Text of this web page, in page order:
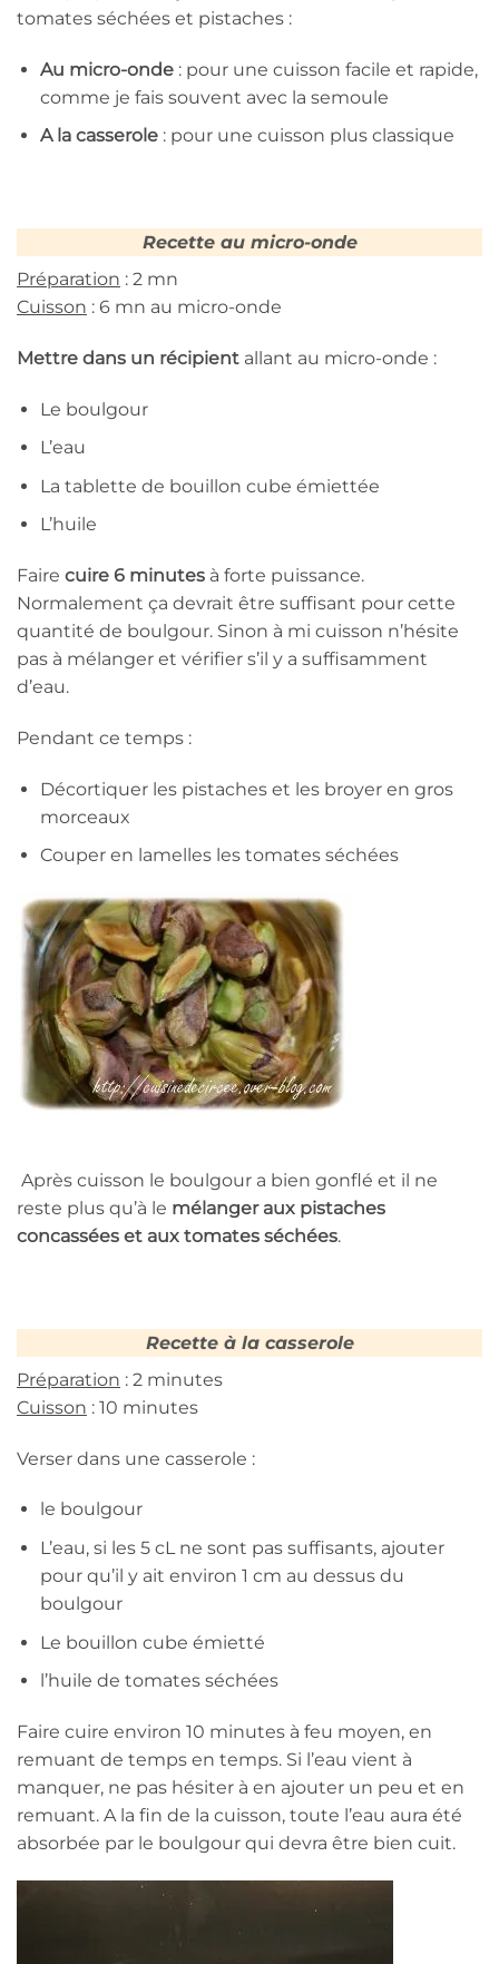
tomates séchées et pistaches :
Au micro-onde : pour une cuisson facile et rapide,
comme je fais souvent avec la semoule
A la casserole: pour une cuisson plus classique
Recette au micro-onde
Préparation : 2 mn
Cuisson : 6 mn au micro-onde
Mettre dans un récipient allant au micro-onde :
Le boulgour
L’eau
La tablette de bouillon cube émiettée
L’huile
Faire cuire 6 minutes à forte puissance.
Normalement ça devrait être suffisant pour cette
quantité de boulgour. Sinon à mi cuisson n’hésite
pas à mélanger et vérifier s’il y a suffisamment
d’eau.
Pendant ce temps :
Décortiquer les pistaches et les broyer en gros
morceaux
Couper en lamelles les tomates séchées
Après cuisson le boulgour a bien gonflé et il ne
reste plus qu’à le mélanger aux pistaches
concassées et aux tomates séchées.
Recette à la casserole
Préparation : 2 minutes
Cuisson : 10 minutes
Verser dans une casserole :
le boulgour
L’eau, si les 5 cL ne sont pas suffisants, ajouter
pour qu’il y ait environ 1 cm au dessus du
boulgour
Le bouillon cube émietté
l’huile de tomates séchées
Faire cuire environ 10 minutes à feu moyen, en
remuant de temps en temps. Si l’eau vient à
manquer, ne pas hésiter à en ajouter un peu et en
remuant. A la fin de la cuisson, toute l’eau aura été
absorbée par le boulgour qui devra être bien cuit.